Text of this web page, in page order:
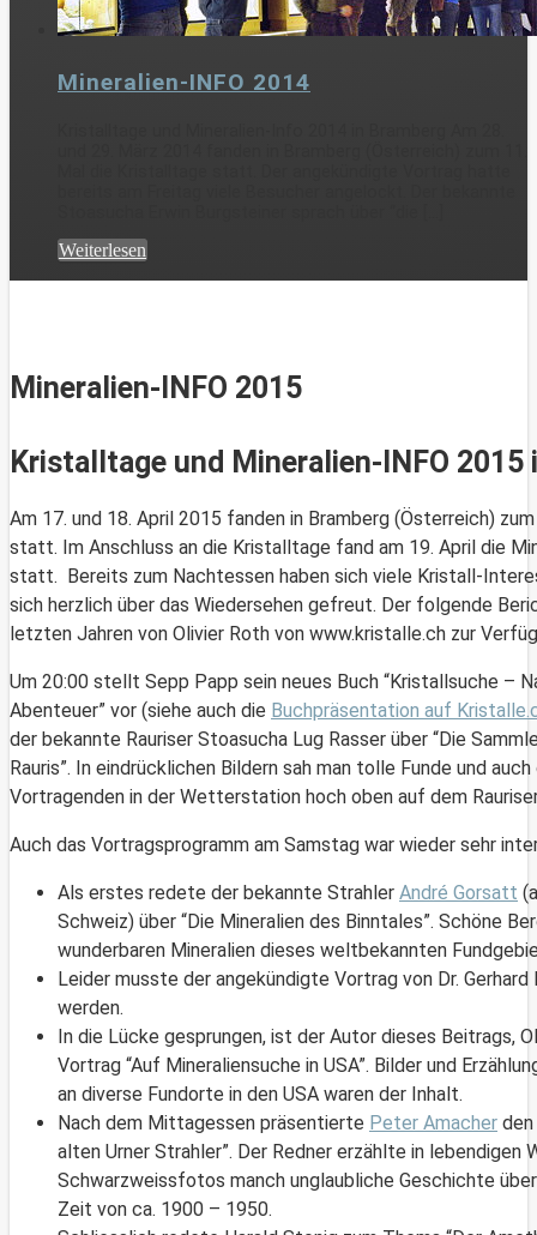
Mineralien-INFO 2014
Weiterlesen
Mineralien-INFO 2015
Kristalltage und Mineralien-INFO 2015
Am 17. und 18. April 2015 fanden in Bramberg (Österreich)
statt. Im Anschluss an die Kristalltage fand am 19. April die
statt. Bereits zum Nachtessen haben sich viele Kristall-
sich herzlich über das Wiedersehen gefreut. Der folgende
letzten Jahren von Olivier Roth von www.kristalle.ch zur
Um 20:00 stellt Sepp Papp sein neues Buch “Kristallsuche –
Abenteuer” vor (siehe auch die Buchpräsentation auf
der bekannte Rauriser Stoasucha Lug Rasser über “Die
Rauris”. In eindrücklichen Bildern sah man tolle Funde und
Vortragenden in der Wetterstation hoch oben auf dem
Auch das Vortragsprogramm am Samstag war wieder sehr
Als erstes redete der bekannte Strahler André Gorsatt
Schweiz) über “Die Mineralien des Binntales”. Schöne
wunderbaren Mineralien dieses weltbekannten
Leider musste der angekündigte Vortrag von Dr.
werden.
In die Lücke gesprungen, ist der Autor dieses Beitrags,
Vortrag “Auf Mineraliensuche in USA”. Bilder und
an diverse Fundorte in den USA waren der Inhalt.
Nach dem Mittagessen präsentierte Peter Amacher
alten Urner Strahler”. Der Redner erzählte in lebendigen
Schwarzweissfotos manch unglaubliche Geschichte
Zeit von ca. 1900 – 1950.